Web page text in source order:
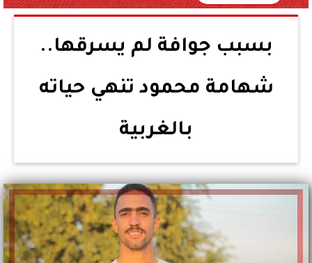
بسبب جوافة لم يسرقها..
شهامة محمود تنهي حياته
بالغربية